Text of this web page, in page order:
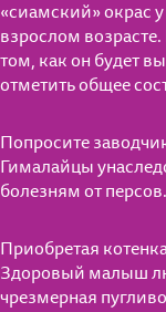
«сиамский» окрас
взрослом
том, как он будет
отметить общее
Попросите
Гималайцы
болезням от персов.
Приобретая
Здоровый малыш
чрезмерная